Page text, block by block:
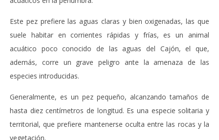
Este pez prefiere las aguas claras y bien oxigenadas, las que
suele habitar en corrientes rápidas y frías, es un animal
acuático poco conocido de las aguas del Cajón, el que,
además, corre un grave peligro ante la amenaza de las
especies introducidas.
Generalmente, es un pez pequeño, alcanzando tamaños de
hasta diez centímetros de longitud. Es una especie solitaria y
territorial, que prefiere mantenerse oculta entre las rocas y la
vegetación.